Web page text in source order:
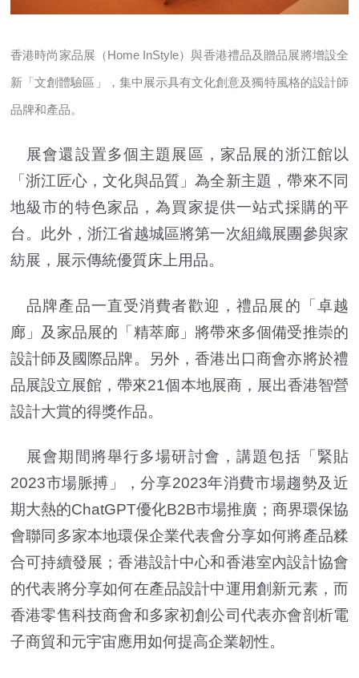
香港時尚家品展（Home InStyle）與香港禮品及贈品展將增設全
新「文創體驗區」，集中展示具有文化創意及獨特風格的設計師
品牌和產品。
展會還設置多個主題展區，家品展的浙江館以
「浙江匠心，文化與品質」為全新主題，帶來不同
地級市的特色家品，為買家提供一站式採購的平
台。此外，浙江省越城區將第一次組織展團參與家
紡展，展示傳統優質床上用品。
品牌產品一直受消費者歡迎，禮品展的「卓越
廊」及家品展的「精萃廊」將帶來多個備受推崇的
設計師及國際品牌。另外，香港出口商會亦將於禮
品展設立展館，帶來21個本地展商，展出香港智營
設計大賞的得獎作品。
展會期間將舉行多場研討會，講題包括「緊貼
2023市場脈搏」，分享2023年消費市場趨勢及近
期大熱的ChatGPT優化B2B巿場推廣；商界環保協
會聯同多家本地環保企業代表會分享如何將產品糅
合可持續發展；香港設計中心和香港室內設計協會
的代表將分享如何在產品設計中運用創新元素，而
香港零售科技商會和多家初創公司代表亦會剖析電
子商貿和元宇宙應用如何提高企業韌性。